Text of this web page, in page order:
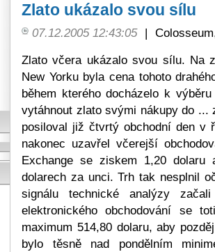
Zlato ukázalo svou sílu
07.12.2005 12:43:05 |
Zlato včera ukázalo svou sílu. Na
New Yorku byla cena tohoto
během kterého docházelo k
vytáhnout zlato svými nákupy do
posiloval již čtvrtý obchodní den v
nakonec uzavřel včerejší
Exchange se ziskem 1,20
dolarech za unci. Trh tak nesplnil
signálu technické analýzy
elektronického obchodování se
maximum 514,80 dolaru, aby
bylo těsně nad pondělním